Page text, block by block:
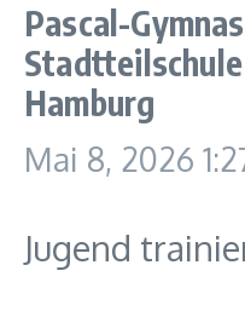
Pascal-
Hamburg
Mai 8, 2026
Jugend